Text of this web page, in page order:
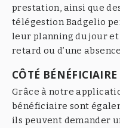
prestation, ainsi que
télégestion Badgelio
leur planning du jour et
retard ou d’une
CÔTÉ BÉNÉFICIAIRE
Grâce à notre
bénéficiaire sont
ils peuvent demander